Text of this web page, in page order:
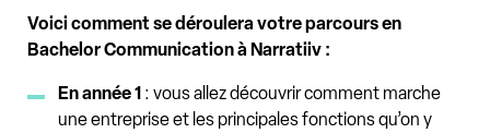
Voici comment se déroulera votre parcours en
Bachelor Communication à Narratiiv :
En année 1 : vous allez découvrir comment marche
une entreprise et les principales fonctions qu’on y